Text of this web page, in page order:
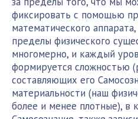
фиксировать с помощью
математического
пределы физического
многомерно, и каждый
формируется сложностью
составляющих его
материальности (наш
более и менее плотные), в